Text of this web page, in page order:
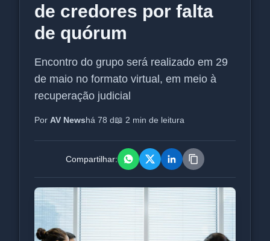
de credores por falta
de quórum
Encontro do grupo será realizado em 29
de maio no formato virtual, em meio à
recuperação judicial
Por AV Newshá 78 d📖 2 min de leitura
Compartilhar: